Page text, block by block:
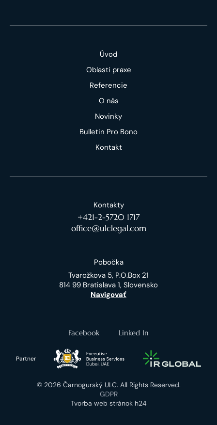
Úvod
Oblasti praxe
Referencie
O nás
Novinky
Bulletin Pro Bono
Kontakt
Kontakty
+421-2-5720 1717
office@ulclegal.com
Pobočka
Tvarožkova 5, P.O.Box 21
814 99 Bratislava 1, Slovensko
Navigovať
Facebook Linked In
Partner
© 2026 Čarnogurský ULC. All Rights Reserved.
GDPR
Tvorba web stránok h24